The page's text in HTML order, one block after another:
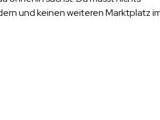
und keinen weiteren Marktplatz